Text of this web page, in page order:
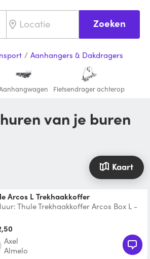
Zoeken
/ Aanhangers & Dakdragers
Fietsendrager achterop
Kaart
Arcos L Trekhaakkoffer
Thule Trekhaakkoffer Arcos Box L -
extra baga
Axel
Almelo